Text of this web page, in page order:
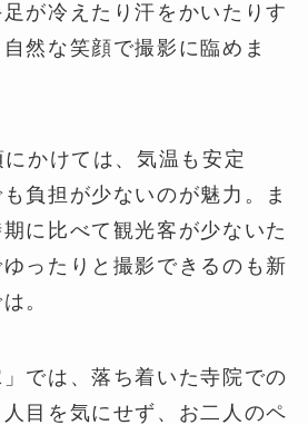
が冷えたり汗をかいたりす
然な笑顔で撮影に臨めま
かけては、気温も安定
負担が少ないのが魅力。ま
に比べて観光客が少ないた
ったりと撮影できるのも新
。
では、落ち着いた寺院での
目を気にせず、お二人のペ